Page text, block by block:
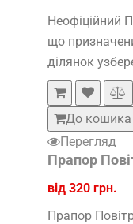
Неофіційний
що
ділянок
До кошика
Перегляд
Прапор
від 320 грн.
Прапор